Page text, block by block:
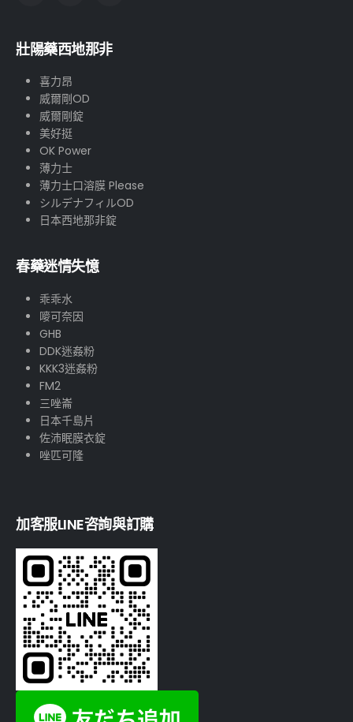
壯陽藥西地那非
喜力昂
威爾剛OD
威爾剛錠
美好挺
OK Power
薄力士
薄力士口溶膜 Please
シルデナフィルOD
日本西地那非錠
春藥迷情失憶
乖乖水
嘜可奈因
GHB
DDK迷姦粉
KKK3迷姦粉
FM2
三唑崙
日本千島片
佐沛眠膜衣錠
唑匹可隆
加客服LINE咨詢與訂購